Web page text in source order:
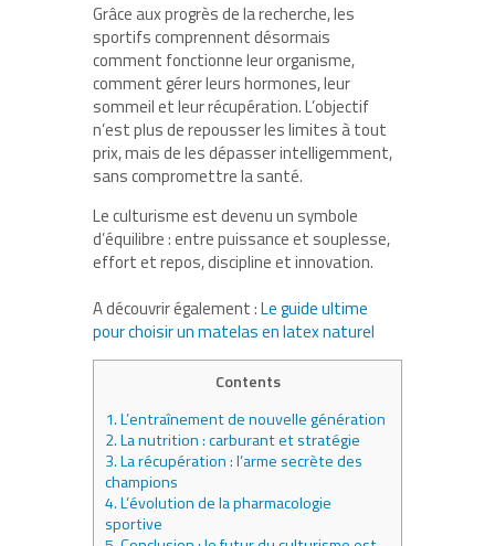
Grâce aux progrès de la recherche, les
sportifs comprennent désormais
comment fonctionne leur organisme,
comment gérer leurs hormones, leur
sommeil et leur récupération. L’objectif
n’est plus de repousser les limites à tout
prix, mais de les dépasser intelligemment,
sans compromettre la santé.
Le culturisme est devenu un symbole
d’équilibre : entre puissance et souplesse,
effort et repos, discipline et innovation.
A découvrir également :Le guide ultime
pour choisir un matelas en latex naturel
Contents
1.L’entraînement de nouvelle génération
2.La nutrition : carburant et stratégie
3.La récupération : l’arme secrète des
champions
4.L’évolution de la pharmacologie
sportive